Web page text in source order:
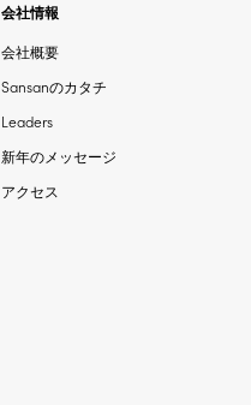
会社情報
会社概要
Sansanのカタチ
Leaders
新年のメッセージ
アクセス